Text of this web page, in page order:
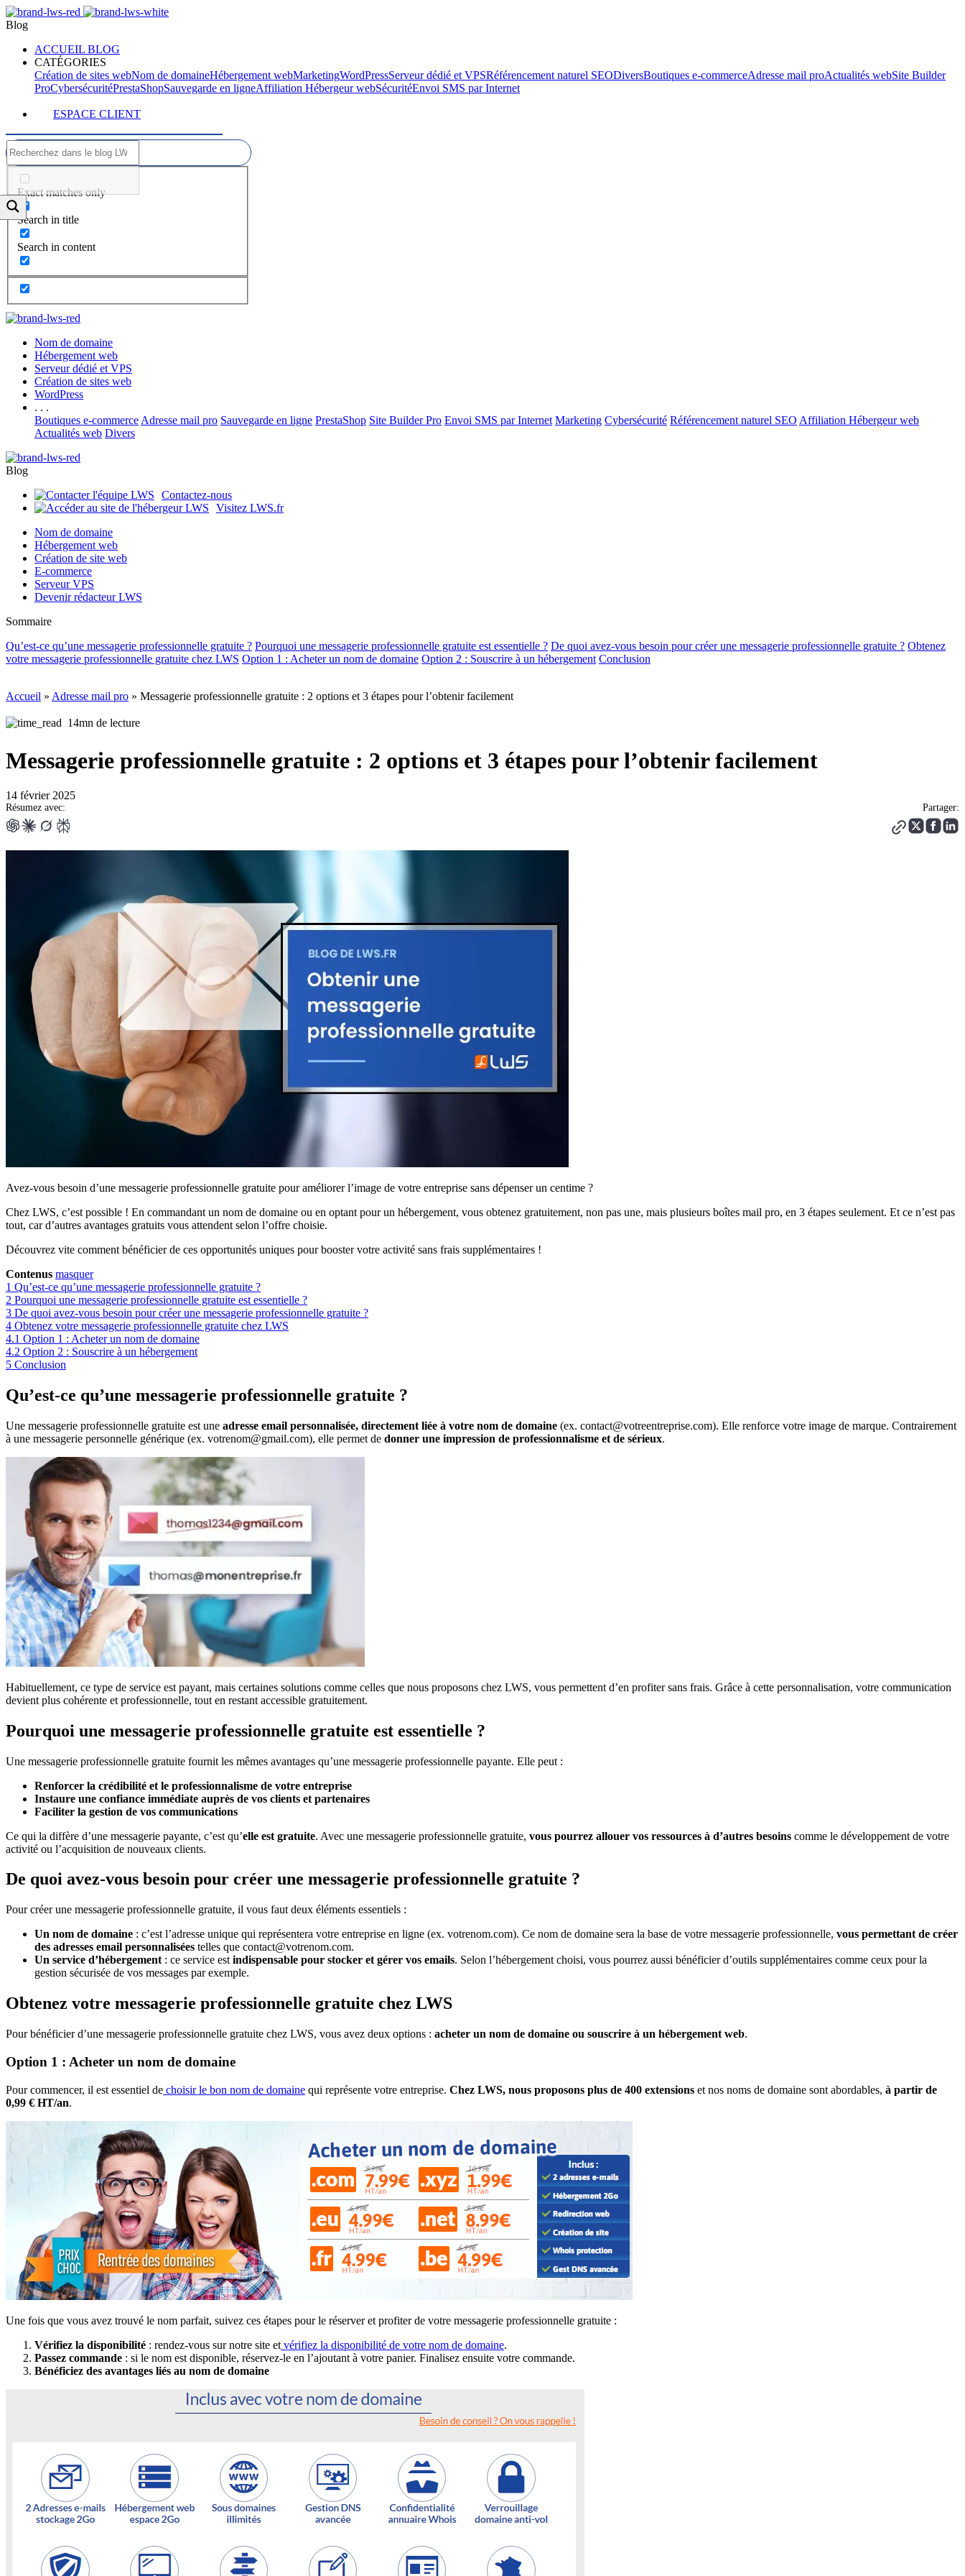
Blog
ACCUEIL BLOG
CATÉGORIES
Création de sites webNom de domaineHébergement webMarketingWordPressServeur dédié et VPSRéférencement naturel SEODiversBoutiques e-commerceAdresse mail proActualités webSite Builder
ProCybersécuritéPrestaShopSauvegarde en ligneAffiliation Hébergeur webSécuritéEnvoi SMS par Internet
ESPACE CLIENT
Exact matches only
Search in title
Search in content
Nom de domaine
Hébergement web
Serveur dédié et VPS
Création de sites web
WordPress
. . .
Boutiques e-commerce Adresse mail pro Sauvegarde en ligne PrestaShop Site Builder Pro Envoi SMS par Internet Marketing Cybersécurité Référencement naturel SEO Affiliation Hébergeur web
Actualités web Divers
Blog
Contactez-nous
Visitez LWS.fr
Nom de domaine
Hébergement web
Création de site web
E-commerce
Serveur VPS
Devenir rédacteur LWS
Sommaire
Qu’est-ce qu’une messagerie professionnelle gratuite ? Pourquoi une messagerie professionnelle gratuite est essentielle ? De quoi avez-vous besoin pour créer une messagerie professionnelle gratuite ? Obtenez
votre messagerie professionnelle gratuite chez LWS Option 1 : Acheter un nom de domaine Option 2 : Souscrire à un hébergement Conclusion
Accueil » Adresse mail pro » Messagerie professionnelle gratuite : 2 options et 3 étapes pour l’obtenir facilement
14mn de lecture
Messagerie professionnelle gratuite : 2 options et 3 étapes pour l’obtenir facilement
14 février 2025
Résumez avec: Partager:
Avez-vous besoin d’une messagerie professionnelle gratuite pour améliorer l’image de votre entreprise sans dépenser un centime ?
Chez LWS, c’est possible ! En commandant un nom de domaine ou en optant pour un hébergement, vous obtenez gratuitement, non pas une, mais plusieurs boîtes mail pro, en 3 étapes seulement. Et ce n’est pas
tout, car d’autres avantages gratuits vous attendent selon l’offre choisie.
Découvrez vite comment bénéficier de ces opportunités uniques pour booster votre activité sans frais supplémentaires !
Contenus masquer
1 Qu’est-ce qu’une messagerie professionnelle gratuite ?
2 Pourquoi une messagerie professionnelle gratuite est essentielle ?
3 De quoi avez-vous besoin pour créer une messagerie professionnelle gratuite ?
4 Obtenez votre messagerie professionnelle gratuite chez LWS
4.1 Option 1 : Acheter un nom de domaine
4.2 Option 2 : Souscrire à un hébergement
5 Conclusion
Qu’est-ce qu’une messagerie professionnelle gratuite ?
Une messagerie professionnelle gratuite est une adresse email personnalisée, directement liée à votre nom de domaine (ex. contact@votreentreprise.com). Elle renforce votre image de marque. Contrairement
à une messagerie personnelle générique (ex. votrenom@gmail.com), elle permet de donner une impression de professionnalisme et de sérieux.
Habituellement, ce type de service est payant, mais certaines solutions comme celles que nous proposons chez LWS, vous permettent d’en profiter sans frais. Grâce à cette personnalisation, votre communication
devient plus cohérente et professionnelle, tout en restant accessible gratuitement.
Pourquoi une messagerie professionnelle gratuite est essentielle ?
Une messagerie professionnelle gratuite fournit les mêmes avantages qu’une messagerie professionnelle payante. Elle peut :
Renforcer la crédibilité et le professionnalisme de votre entreprise
Instaure une confiance immédiate auprès de vos clients et partenaires
Faciliter la gestion de vos communications
Ce qui la diffère d’une messagerie payante, c’est qu’elle est gratuite. Avec une messagerie professionnelle gratuite, vous pourrez allouer vos ressources à d’autres besoins comme le développement de votre
activité ou l’acquisition de nouveaux clients.
De quoi avez-vous besoin pour créer une messagerie professionnelle gratuite ?
Pour créer une messagerie professionnelle gratuite, il vous faut deux éléments essentiels :
Un nom de domaine : c’est l’adresse unique qui représentera votre entreprise en ligne (ex. votrenom.com). Ce nom de domaine sera la base de votre messagerie professionnelle, vous permettant de créer
des adresses email personnalisées telles que contact@votrenom.com.
Un service d’hébergement : ce service est indispensable pour stocker et gérer vos emails. Selon l’hébergement choisi, vous pourrez aussi bénéficier d’outils supplémentaires comme ceux pour la
gestion sécurisée de vos messages par exemple.
Obtenez votre messagerie professionnelle gratuite chez LWS
Pour bénéficier d’une messagerie professionnelle gratuite chez LWS, vous avez deux options : acheter un nom de domaine ou souscrire à un hébergement web.
Option 1 : Acheter un nom de domaine
Pour commencer, il est essentiel de choisir le bon nom de domaine qui représente votre entreprise. Chez LWS, nous proposons plus de 400 extensions et nos noms de domaine sont abordables, à partir de
0,99 € HT/an.
Une fois que vous avez trouvé le nom parfait, suivez ces étapes pour le réserver et profiter de votre messagerie professionnelle gratuite :
Vérifiez la disponibilité : rendez-vous sur notre site et vérifiez la disponibilité de votre nom de domaine.
Passez commande : si le nom est disponible, réservez-le en l’ajoutant à votre panier. Finalisez ensuite votre commande.
Bénéficiez des avantages liés au nom de domaine